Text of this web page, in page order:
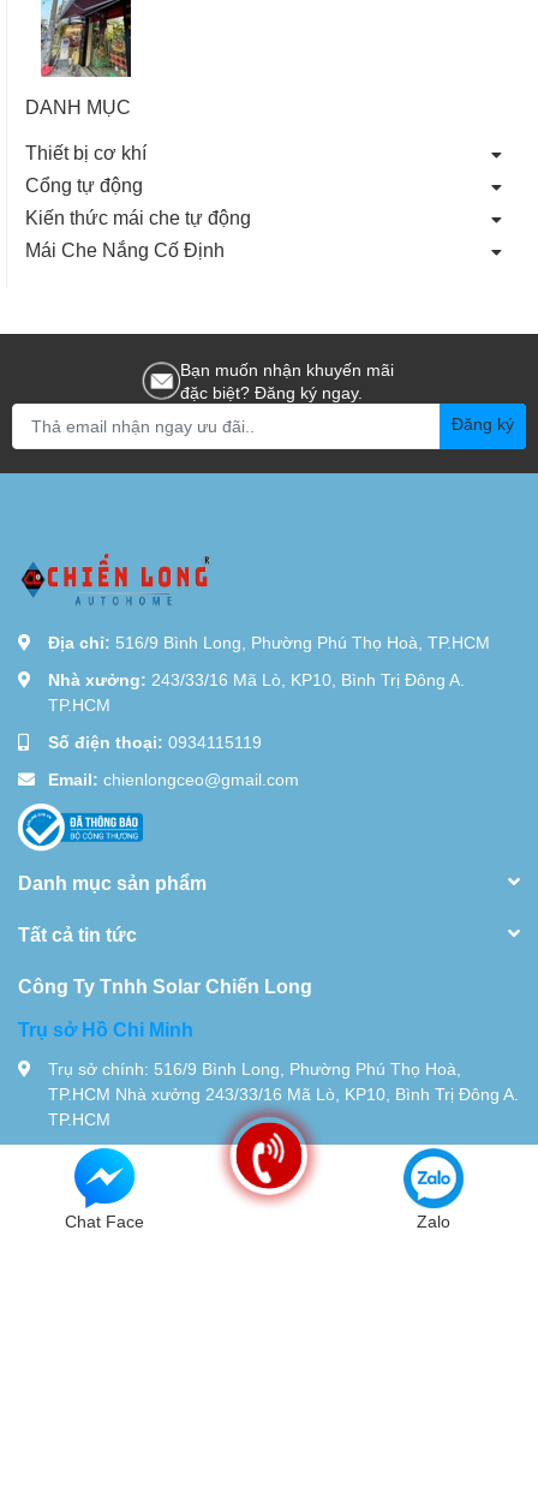
DANH MỤC
Thiết bị cơ khí
Cổng tự động
Kiến thức mái che tự động
Mái Che Nắng Cố Định
Bạn muốn nhận khuyến mãi
đặc biệt? Đăng ký ngay.
Đăng ký
Địa chỉ: 516/9 Bình Long, Phường Phú Thọ Hoà, TP.HCM
Nhà xưởng: 243/33/16 Mã Lò, KP10, Bình Trị Đông A.
TP.HCM
Số điện thoại: 0934115119
Email: chienlongceo@gmail.com
Danh mục sản phẩm
Tất cả tin tức
Công Ty Tnhh Solar Chiến Long
Trụ sở Hồ Chi Minh
Trụ sở chính: 516/9 Bình Long, Phường Phú Thọ Hoà,
TP.HCM Nhà xưởng 243/33/16 Mã Lò, KP10, Bình Trị Đông A.
TP.HCM
Tel:0934115119
© Bản quyền thuộc về | Cung cấp bởi
Chat Face Zalo